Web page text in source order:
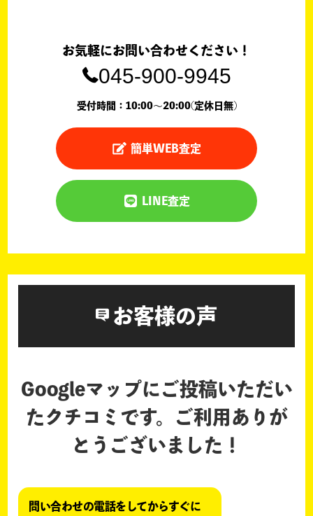
お気軽にお問い合わせください！
045-900-9945
受付時間：10:00〜20:00(定休日無)
簡単WEB査定
LINE査定
お客様の声
Googleマップにご投稿いただい
たクチコミです。
ご利用ありが
とうございました！
問い合わせの電話をしてからすぐに